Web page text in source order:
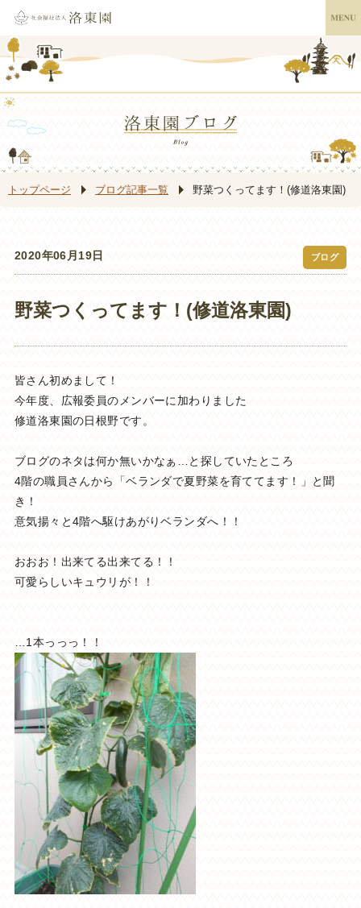
トップページ ブログ記事一覧 野菜つくってます！(修道洛東園)
2020年06月19日 ブログ
野菜つくってます！(修道洛東園)
皆さん初めまして！
今年度、広報委員のメンバーに加わりました
修道洛東園の日根野です。
ブログのネタは何か無いかなぁ…と探していたところ
4階の職員さんから「ベランダで夏野菜を育ててます！」と聞
き！
意気揚々と4階へ駆けあがりベランダへ！！
おおお！出来てる出来てる！！
可愛らしいキュウリが！！
…1本っっっ！！